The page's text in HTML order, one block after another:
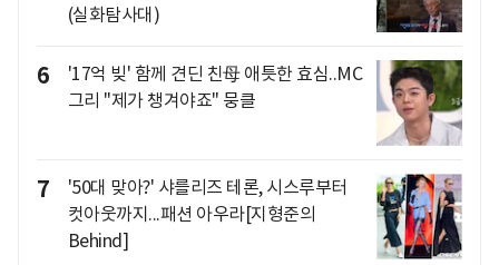
(실화탐사대)
6
'17억 빚' 함께 견딘 친母 애틋한 효심..MC
그리 "제가 챙겨야죠" 뭉클
7
'50대 맞아?' 샤를리즈 테론, 시스루부터
컷아웃까지...패션 아우라[지형준의
Behind]